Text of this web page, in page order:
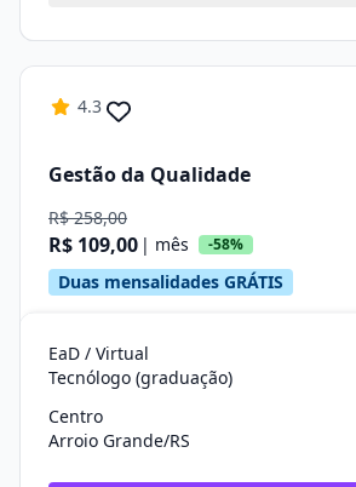
4.3
Gestão da Qualidade
R$ 258,00
R$ 109,00 | mês -58%
Duas mensalidades GRÁTIS
EaD / Virtual
Tecnólogo (graduação)
Centro
Arroio Grande/RS